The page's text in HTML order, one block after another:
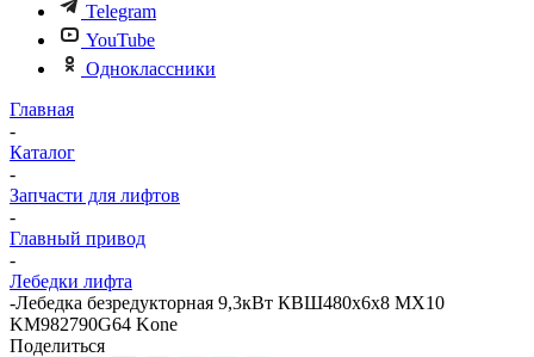
Telegram
YouTube
Одноклассники
Главная
-
Каталог
-
Запчасти для лифтов
-
Главный привод
-
Лебедки лифта
-Лебедка безредукторная 9,3кВт КВШ480х6х8 MX10
KM982790G64 Kone
Поделиться